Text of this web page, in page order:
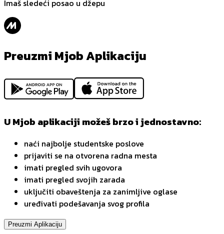
Imaš sledeći posao u džepu
Preuzmi Mjob Aplikaciju
U Mjob aplikaciji možeš brzo i jednostavno:
naći najbolje studentske poslove
prijaviti se na otvorena radna mesta
imati pregled svih ugovora
imati pregled svojih zarada
uključiti obaveštenja za zanimljive oglase
uređivati podešavanja svog profila
Preuzmi Aplikaciju